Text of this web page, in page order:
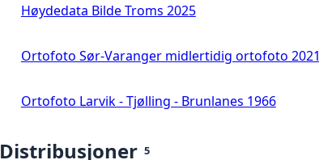
Høydedata Bilde Troms 2025
Ortofoto Sør-Varanger midlertidig ortofoto 2021
Ortofoto Larvik - Tjølling - Brunlanes 1966
Distribusjoner 5